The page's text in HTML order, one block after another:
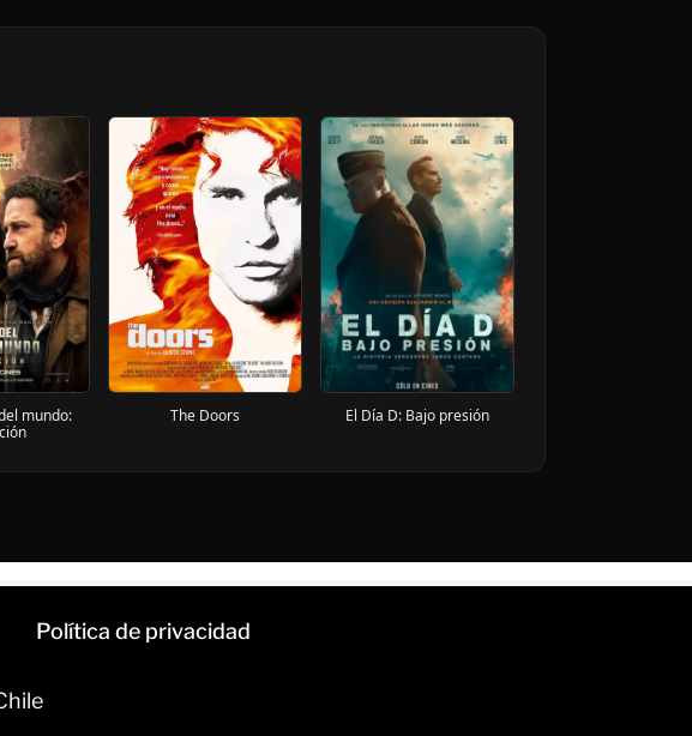
mundo:
The Doors El Día D: Bajo presión
Política de privacidad